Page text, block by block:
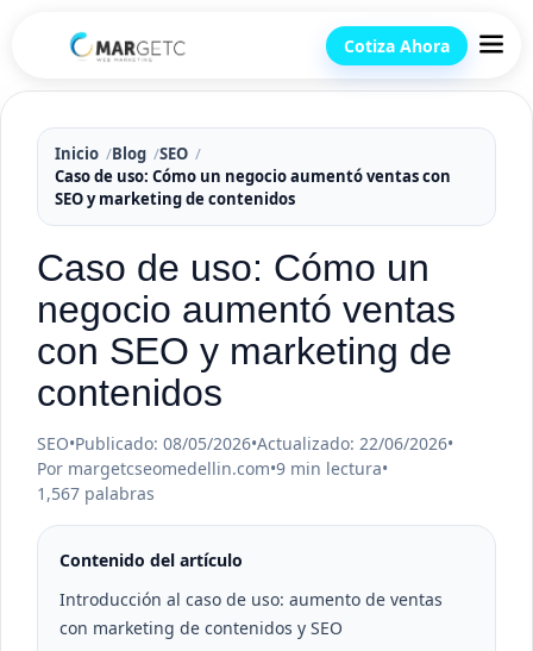
Cotiza Ahora
Inicio Blog
SEO
Caso de uso: Cómo un negocio aumentó ventas con
SEO y marketing de contenidos
Caso de uso: Cómo un
negocio aumentó ventas
con SEO y marketing de
contenidos
SEO•Publicado: 08/05/2026•Actualizado: 22/06/2026•
Por margetcseomedellin.com•9 min lectura•
1,567 palabras
Contenido del artículo
Introducción al caso de uso: aumento de ventas
con marketing de contenidos y SEO